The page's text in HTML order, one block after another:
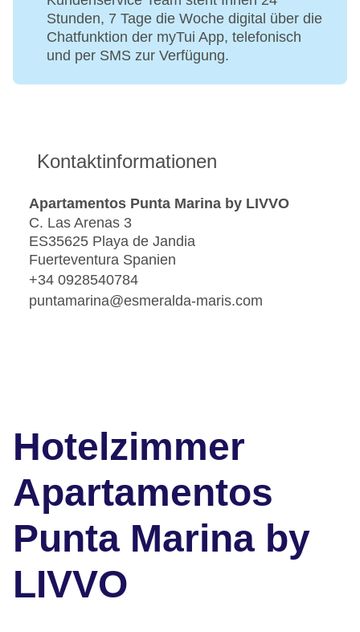
Stunden, 7 Tage die Woche digital über die
Chatfunktion der myTui App, telefonisch
und per SMS zur Verfügung.
Kontaktinformationen
Apartamentos Punta Marina by LIVVO
C. Las Arenas 3
ES35625 Playa de Jandia
Fuerteventura Spanien
+34 0928540784
puntamarina@esmeralda-maris.com
Hotelzimmer
Apartamentos
Punta Marina by
LIVVO